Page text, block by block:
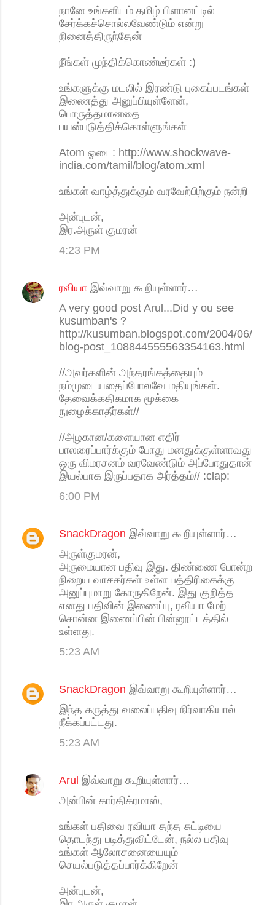
நானே உங்களிடம் தமிழ் பிளானட்டில்
சேர்க்கச்சொல்லவேண்டும் என்று
நினைத்திருந்தேன்
நீங்கள் முந்திக்கொண்டீர்கள் :)
உங்களுக்கு மடலில் இரண்டு புகைப்படங்கள்
இணைத்து அனுப்பியுள்ளேன்,
பொருத்தமானதை
பயன்படுத்திக்கொள்ளுங்கள்
Atom ஓடை: http://www.shockwave-
india.com/tamil/blog/atom.xml
உங்கள் வாழ்த்துக்கும் வரவேற்பிற்கும் நன்றி
அன்புடன்,
இர.அருள் குமரன்
4:23 PM
ரவியா இவ்வாறு கூறியுள்ளார்…
A very good post Arul...Did y ou see
kusumban's ?
http://kusumban.blogspot.com/2004/06/
blog-post_108844555563354163.html
//அவர்களின் அந்தரங்கத்தையும்
நம்முடையதைப்போலவே மதியுங்கள்.
தேவைக்கதிகமாக மூக்கை
நுழைக்காதீர்கள்//
//அழகான/களையான எதிர்
பாலரைப்பார்க்கும் போது மனதுக்குள்ளாவது
ஒரு விமரசனம் வரவேண்டும் அப்போதுதான்
இயல்பாக இருப்பதாக அர்த்தம்// :clap:
6:00 PM
SnackDragon இவ்வாறு கூறியுள்ளார்…
அருள்குமரன்,
அருமையான பதிவு இது. திண்ணை போன்ற
நிறைய வாசகர்கள் உள்ள பத்திரிகைக்கு
அனுப்புமாறு கோருகிறேன். இது குறித்த
எனது பதிவின் இணைப்பு, ரவியா மேற்
சொன்ன இணைப்பின் பின்னூட்டத்தில்
உள்ளது.
5:23 AM
SnackDragon இவ்வாறு கூறியுள்ளார்…
இந்த கருத்து வலைப்பதிவு நிர்வாகியால்
நீக்கப்பட்டது.
5:23 AM
Arul இவ்வாறு கூறியுள்ளார்…
அன்பின் கார்திக்ரமாஸ்,
உங்கள் பதிவை ரவியா தந்த சுட்டியை
தொடந்து படித்துவிட்டேன், நல்ல பதிவு
உங்கள் ஆலோசனையையும்
செயல்படுத்தப்பார்க்கிறேன்
அன்புடன்,